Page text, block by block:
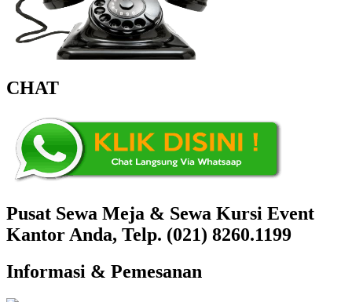
CHAT
Pusat Sewa Meja & Sewa Kursi Event
Kantor Anda, Telp. (021) 8260.1199
Informasi & Pemesanan